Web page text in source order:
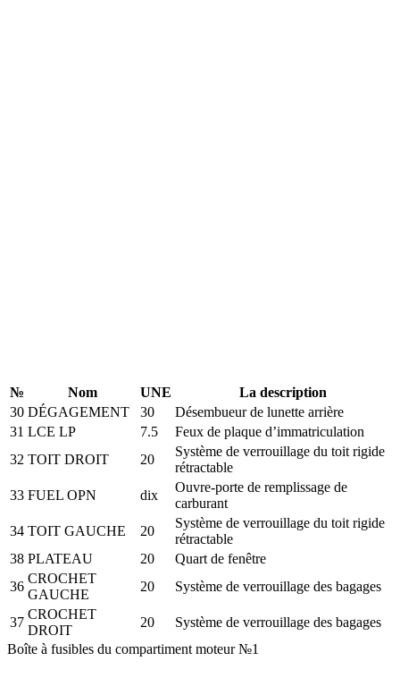
№ Nom UNE
La description
30 DÉGAGEMENT 30
Désembueur de lunette arrière
31 LCE LP 7.5
Feux de plaque d’immatriculation
32 TOIT DROIT 20
Système de verrouillage du toit rigide
rétractable
33 FUEL OPN dix
Ouvre-porte de remplissage de
carburant
34 TOIT GAUCHE 20
Système de verrouillage du toit rigide
rétractable
38 PLATEAU 20
Quart de fenêtre
36
CROCHET
GAUCHE
20 Système de verrouillage des bagages
37
CROCHET
DROIT
20
Système de verrouillage des bagages
Boîte à fusibles du compartiment moteur №1